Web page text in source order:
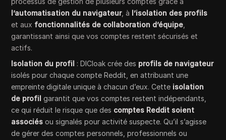
l’automatisation du navigateur, à l’isolation des profils
et aux fonctionnalités de collaboration d’équipe
garantissant ainsi que vos comptes restent sécurisés et
actifs.
Isolation du profil : DICloak crée des profils de navigateur
isolés pour chaque compte Reddit, en attribuant une
empreinte digitale unique à chacun d’eux. Cette isolation
de profil garantit que vos comptes restent indépendants,
ce qui réduit le risque que des comptes Reddit soient
associés ou signalés pour activité suspecte. Qu’il s’agisse
de gérer des comptes personnels, professionnels ou